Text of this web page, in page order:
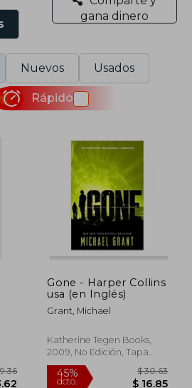
gana dinero
Nuevos Usados
Rápido
Gone - Harper Collins
usa (en Inglés)
Grant, Michael
Katherine Tegen Books,
2009, No Edición, Tapa
Blanda, Nuevo